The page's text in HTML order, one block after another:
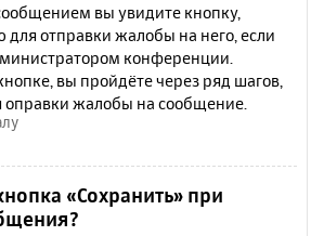
вы увидите кнопку,
отправки жалобы на него, если
конференции.
вы пройдёте через ряд шагов,
жалобы на сообщение.
«Сохранить» при